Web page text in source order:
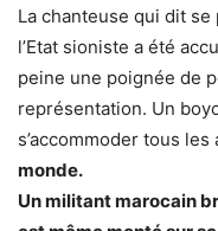
La chanteuse qui dit
l’Etat sioniste a été
peine une poignée de
représentation. Un
s’accommoder tous les
monde.
Un militant marocain